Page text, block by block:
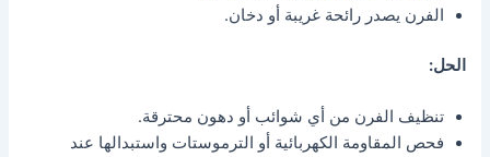
الفرن يصدر رائحة غريبة أو دخان.
الحل:
تنظيف الفرن من أي شوائب أو دهون محترقة.
فحص المقاومة الكهربائية أو الترموستات واستبدالها عند